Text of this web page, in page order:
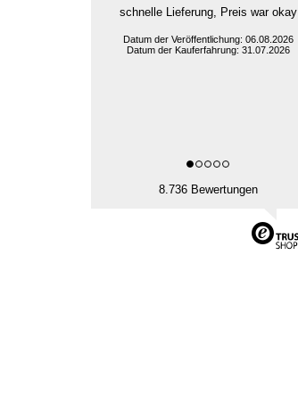
schnelle Lieferung, Preis war okay
Datum der Veröffentlichung: 06.08.2026
Datum der Kauferfahrung: 31.07.2026
8.736 Bewertungen